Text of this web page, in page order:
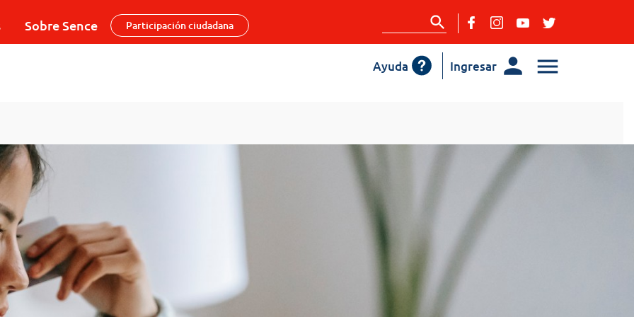
Sobre Sence Participación ciudadana
Ingresar
Ayuda